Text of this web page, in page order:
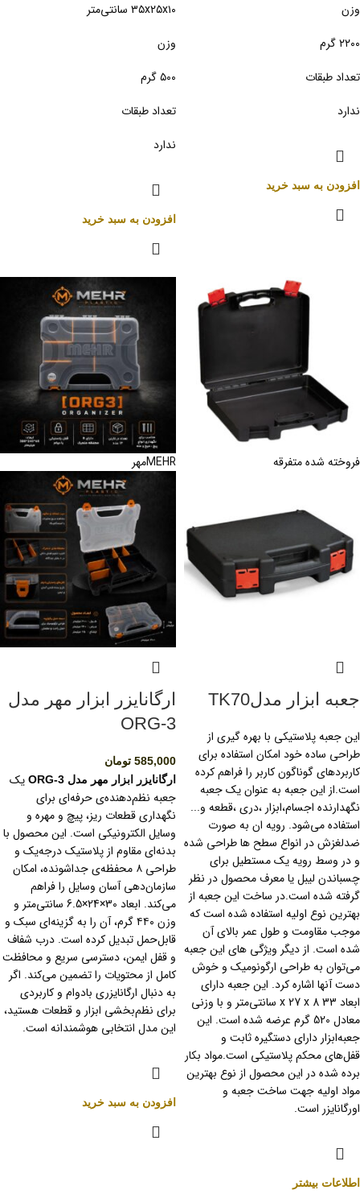
وزن
۲۲۰۰ گرم
تعداد طبقات
ندارد
افزودن به سبد خرید
۳۵x۲۵x۱۰ سانتی‌متر
وزن
۵۰۰ گرم
تعداد طبقات
ندارد
افزودن به سبد خرید
فروخته شدهمتفرقه
جعبه ابزار مدلTK70
این جعبه پلاستیکی با بهره گیری از
طراحی ساده خود امکان استفاده برای
کاربردهای گوناگون کاربر را فراهم کرده
است.از این جعبه به عنوان یک جعبه
نگهدارنده اجسام،ابزار ،‌دری ،قطعه و...
استفاده می‌شود. رویه ان به صورت
ضدلغزش در انواع سطح ها طراحی شده
و در وسط رویه یک مستطیل برای
چسباندن لیبل یا معرف محصول در نظر
گرفته شده است.در ساخت این جعبه از
بهترین نوع اولیه استفاده شده است که
موجب مقاومت و طول عمر بالای آن
شده است. از دیگر ویژگی های این جعبه
می‌توان به طراحی ارگونومیک و خوش
دست آنها اشاره کرد. این جعبه دارای
ابعاد 33 x 27 x 8 سانتی‌متر و با وزنی
معادل 520 گرم عرضه شده است. این
جعبه‌ابزار دارای دستگیره ثابت و
قفل‌های محکم پلاستیکی‌ است.مواد بکار
برده شده در این محصول از نوع بهترین
مواد اولیه جهت ساخت جعبه و
اورگانایزر است.
اطلاعات بیشتر
MEHRمهر
ارگانایزر ابزار مهر مدل
ORG-3
585,000 تومان
ارگانایزر ابزار مهر مدل ORG-3
یک
جعبه نظم‌دهنده‌ی حرفه‌ای برای
نگهداری قطعات ریز، پیچ و مهره و
وسایل الکترونیکی است. این محصول با
بدنه‌ای مقاوم از پلاستیک درجه‌یک و
طراحی ۸ محفظه‌ی جداشونده، امکان
سازمان‌دهی آسان وسایل را فراهم
می‌کند. ابعاد 30×24×6.5 سانتی‌متر و
وزن ۴۴۰ گرم، آن را به گزینه‌ای سبک و
قابل‌حمل تبدیل کرده است. درب شفاف
و قفل ایمن، دسترسی سریع و محافظت
کامل از محتویات را تضمین می‌کند. اگر
به دنبال ارگانایزری بادوام و کاربردی
برای نظم‌بخشی ابزار و قطعات هستید،
این مدل انتخابی هوشمندانه است.
افزودن به سبد خرید